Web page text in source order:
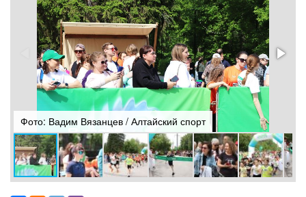
Фото: Вадим Вязанцев / Алтайский спорт